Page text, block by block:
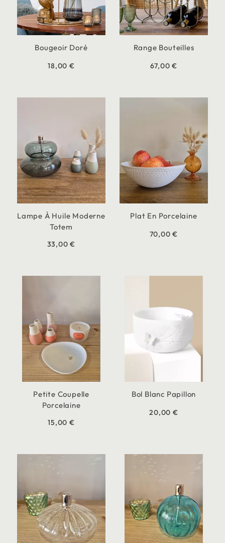
Bougeoir Doré
18,00 €
Range Bouteilles
67,00 €
Lampe À Huile Moderne
Totem
33,00 €
Plat En Porcelaine
70,00 €
Petite Coupelle
Porcelaine
15,00 €
Bol Blanc Papillon
20,00 €